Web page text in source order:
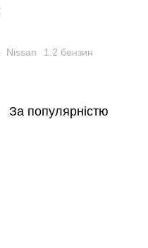
Nissan 1.2 бензин
За популярністю